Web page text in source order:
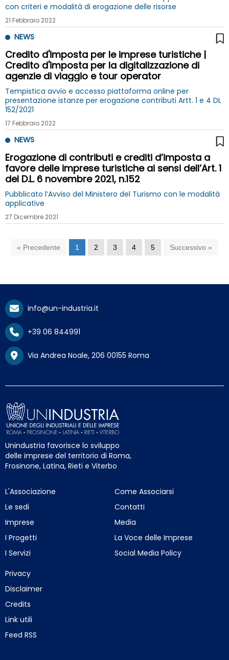
con criteri e modalità di erogazione delle risorse
21 Febbraio 2022
NEWS
Credito d'imposta per le imprese turistiche |
Credito d'imposta per la digitalizzazione di
agenzie di viaggio e tour operator
Tempistica avvio e accesso piattaforma online per
presentazione istanze per erogazione contributi Artt. 1 e 4 DL
152/2021
17 Febbraio 2022
NEWS
Erogazione di contributi e crediti d’imposta a
favore delle imprese turistiche ai sensi dell’Art. 1
del D.L. 6 novembre 2021, n.152
Pubblicato l’Avviso del Ministero del Turismo con le modalità
applicative
27 Dicembre 2021
« Precedente 1 2 3 4 5 Successivo »
info@un-industria.it
+39 06 844991
Via Andrea Noale, 206 00155 Roma
Unindustria favorisce lo sviluppo
delle imprese del territorio di Roma,
Frosinone, Latina, Rieti e Viterbo
L'Associazione
Le sedi
Imprese
I Progetti
I Servizi
Come Associarsi
Contatti
Media
La Voce delle Imprese
Social Media Policy
Privacy
Disclaimer
Credits
Link utili
Feed RSS